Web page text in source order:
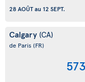
28 AOÛTau 12 SEPT.
Calgary (CA)
de Paris (FR)